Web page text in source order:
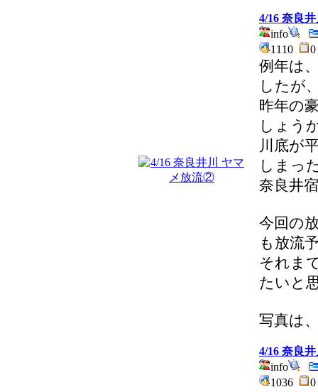
4/16 奈良
info
1110
例年は
したが
昨年の
しょう
川底が
しまっ
奈良井
今回の
も放流
それま
たいと
写真は
4/16 奈良
info
1036